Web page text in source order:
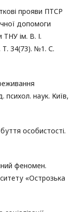
прояви ПТСР
допомоги
ТНУ ім. В. І.
Т. 34(73). №1. С.
психол. наук. Київ,
особистості.
феномен.
«Острозька